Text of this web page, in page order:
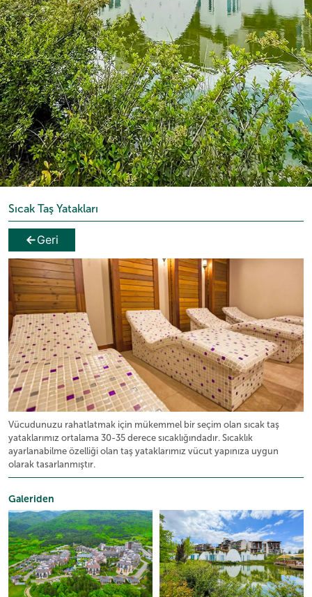
Galeriden
Sıcak Taş Yatakları
Geri
Vücudunuzu rahatlatmak için mükemmel bir seçim olan sıcak taş
yataklarımız ortalama 30-35 derece sıcaklığındadır. Sıcaklık
ayarlanabilme özelliği olan taş yataklarımız vücut yapınıza uygun
olarak tasarlanmıştır.